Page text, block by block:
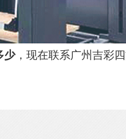
少， 现在联系广州吉彩